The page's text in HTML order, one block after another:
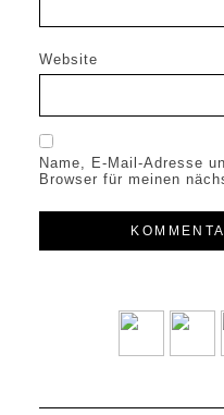
Website
Name, E-Mail-Adresse
Browser für meinen